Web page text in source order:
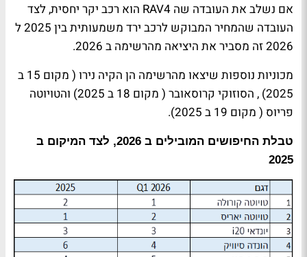
אם נשלב את העובדה שה RAV4 הוא רכב יקר יחסית, לצד
העובדה שהמחיר המבוקש לרכב ירד משמעותית בין 2025 ל
2026 זה מסביר את היציאה מהרשימה ב 2026.
מכוניות נוספות שיצאו מהרשימה הן הקיה נירו ( מקום 15 ב
2025) , הסוזוקי קרוסאובר ( מקום 18 ב 2025) והטויוטה
פריוס ( מקום 19 ב 2025).
טבלת החיפושים המובילים ב 2026, לצד המיקום ב
2025